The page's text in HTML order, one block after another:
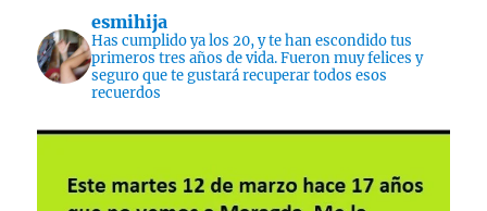
esmihija
Has cumplido ya los 20, y te han escondido tus
primeros tres años de vida. Fueron muy felices y
seguro que te gustará recuperar todos esos
recuerdos